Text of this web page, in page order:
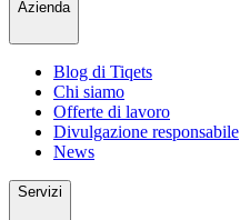
Azienda
Blog di Tiqets
Chi siamo
Offerte di lavoro
Divulgazione responsabile
News
Servizi